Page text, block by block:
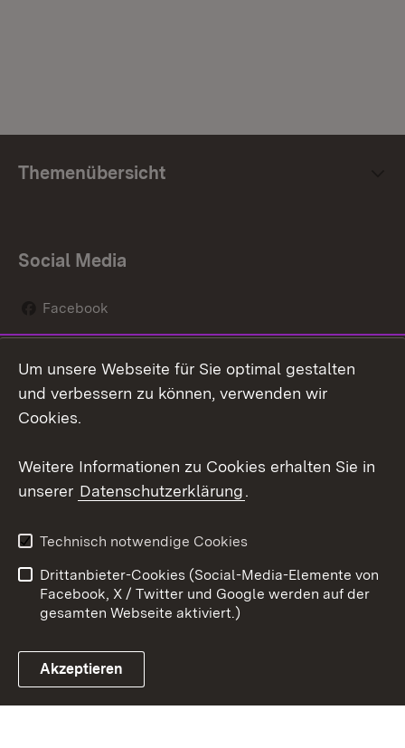
Themenübersicht
Social Media
Facebook
Social Wall
Youtube
Link zum Landesportal
Kontakt
Datenschutz
Barrierefreiheit
Impressum Cookies
Um unsere Webseite für Sie optimal gestalten
und verbessern zu können, verwenden wir
Cookies.
Weitere Informationen zu Cookies erhalten Sie in
unserer Datenschutzerklärung.
Technisch notwendige Cookies
Drittanbieter-Cookies (Social-Media-Elemente von
Facebook, X / Twitter und Google werden auf der
gesamten Webseite aktiviert.)
Akzeptieren